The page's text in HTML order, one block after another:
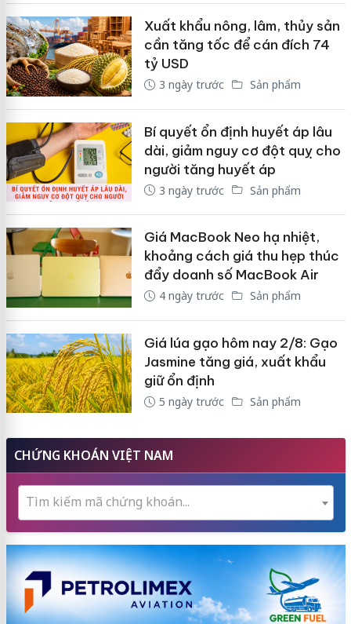
Xuất khẩu nông, lâm, thủy sản
cần tăng tốc để cán đích 74
tỷ USD
3 ngày trước Sản phẩm
Bí quyết ổn định huyết áp lâu
dài, giảm nguy cơ đột quỵ cho
người tăng huyết áp
3 ngày trước Sản phẩm
Giá MacBook Neo hạ nhiệt,
khoảng cách giá thu hẹp thúc
đẩy doanh số MacBook Air
4 ngày trước Sản phẩm
Giá lúa gạo hôm nay 2/8: Gạo
Jasmine tăng giá, xuất khẩu
giữ ổn định
5 ngày trước Sản phẩm
CHỨNG KHOÁN VIỆT NAM
Tìm kiếm mã chứng khoán...